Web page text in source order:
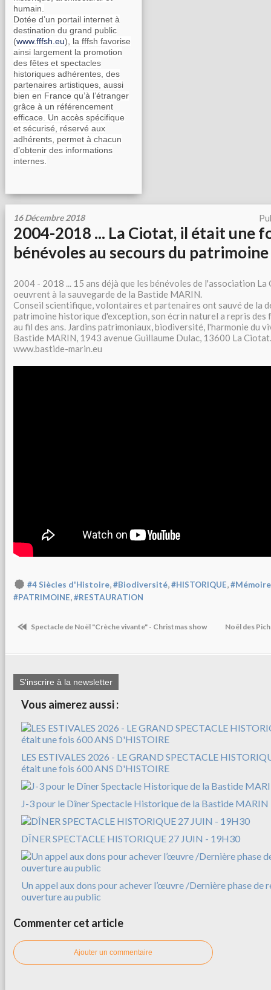
humain.
Dotée d’un portail internet à
destination du grand public
(www.fffsh.eu), la fffsh favorise
ainsi largement la promotion
des fêtes et spectacles
historiques adhérentes, des
partenaires artistiques, aussi
bien en France qu’à l’étranger
grâce à un référencement
efficace. Un accès spécifique
et sécurisé, réservé aux
adhérents, permet à chacun
d’obtenir des informations
internes.
16 Décembre 2018
2004-2018 ... La Ciotat, il était une
bénévoles au secours du
2004 - 2018 ... 15 ans déjà que les bénévoles de l'association
oeuvrent à la sauvegarde de la Bastide MARIN.
Conseil scientifique, volontaires et partenaires ont sauvé de la
patrimoine historique d'exception, son écrin naturel a repris des
au fil des ans. Jardins patrimoniaux, biodiversité, l'harmonie du
Bastide MARIN, 1943 avenue Guillaume Dulac, 13600 La Ciotat.
www.bastide-marin.eu
#4 Siècles d'Histoire,#Biodiversité,#HISTORIQUE,
#PATRIMOINE,#RESTAURATION
Spectacle de Noël "Crèche vivante" - Christmas show Noël des
S'inscrire à la newsletter
Vous aimerez aussi :
LES ESTIVALES 2026 - LE GRAND SPECTACLE
était une fois 600 ANS D'HISTOIRE
J-3 pour le Dîner Spectacle Historique de la Bastide MARIN
DÎNER SPECTACLE HISTORIQUE 27 JUIN - 19H30
Un appel aux dons pour achever l’œuvre /Dernière phase de
ouverture au public
Commenter cet article
Ajouter un commentaire